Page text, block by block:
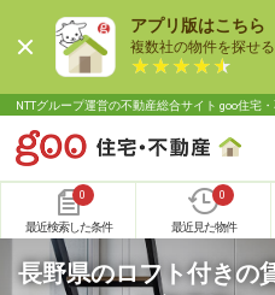
アプリ版はこちら
複数社の物件を探せる
NTTグループ運営の不動産総合サイト goo住宅
0
最近検索した条件
0
最近見た物件
長野県のロフト付きの